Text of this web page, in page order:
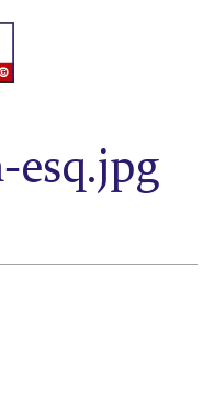
esq.jpg